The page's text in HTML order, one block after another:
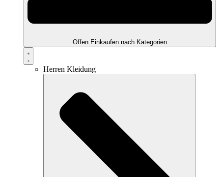
Offen Einkaufen nach Kategorien
Herren Kleidung